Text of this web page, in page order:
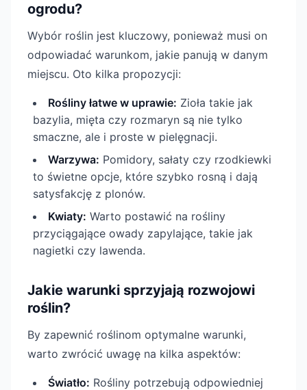
ogrodu?
Wybór roślin jest kluczowy, ponieważ musi on
odpowiadać warunkom, jakie panują w danym
miejscu. Oto kilka propozycji:
Rośliny łatwe w uprawie: Zioła takie jak
bazylia, mięta czy rozmaryn są nie tylko
smaczne, ale i proste w pielęgnacji.
Warzywa: Pomidory, sałaty czy rzodkiewki
to świetne opcje, które szybko rosną i dają
satysfakcję z plonów.
Kwiaty: Warto postawić na rośliny
przyciągające owady zapylające, takie jak
nagietki czy lawenda.
Jakie warunki sprzyjają rozwojowi
roślin?
By zapewnić roślinom optymalne warunki,
warto zwrócić uwagę na kilka aspektów:
Światło: Rośliny potrzebują odpowiedniej